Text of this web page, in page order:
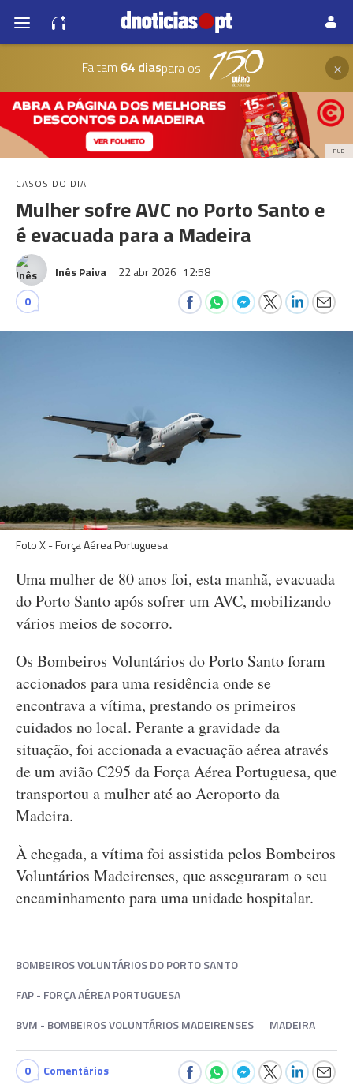
Faltam 64 diaspara os ×
PUB
CASOS DO DIA
Mulher sofre AVC no Porto Santo e
é evacuada para a Madeira
Inês Paiva 22 abr 2026 12:58
0
Foto X - Força Aérea Portuguesa
Uma mulher de 80 anos foi, esta manhã, evacuada
do Porto Santo após sofrer um AVC, mobilizando
vários meios de socorro.
Os Bombeiros Voluntários do Porto Santo foram
accionados para uma residência onde se
encontrava a vítima, prestando os primeiros
cuidados no local. Perante a gravidade da
situação, foi accionada a evacuação aérea através
de um avião C295 da Força Aérea Portuguesa, que
transportou a mulher até ao Aeroporto da
Madeira.
À chegada, a vítima foi assistida pelos Bombeiros
Voluntários Madeirenses, que asseguraram o seu
encaminhamento para uma unidade hospitalar.
BOMBEIROS VOLUNTÁRIOS DO PORTO SANTO
FAP - FORÇA AÉREA PORTUGUESA
BVM - BOMBEIROS VOLUNTÁRIOS MADEIRENSES
MADEIRA
0 Comentários